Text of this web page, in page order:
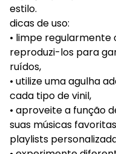
estilo.
dicas de uso:
• limpe regularmente
reproduzi-los para
ruídos,
• utilize uma agulha
cada tipo de vinil,
• aproveite a função
suas músicas
playlists